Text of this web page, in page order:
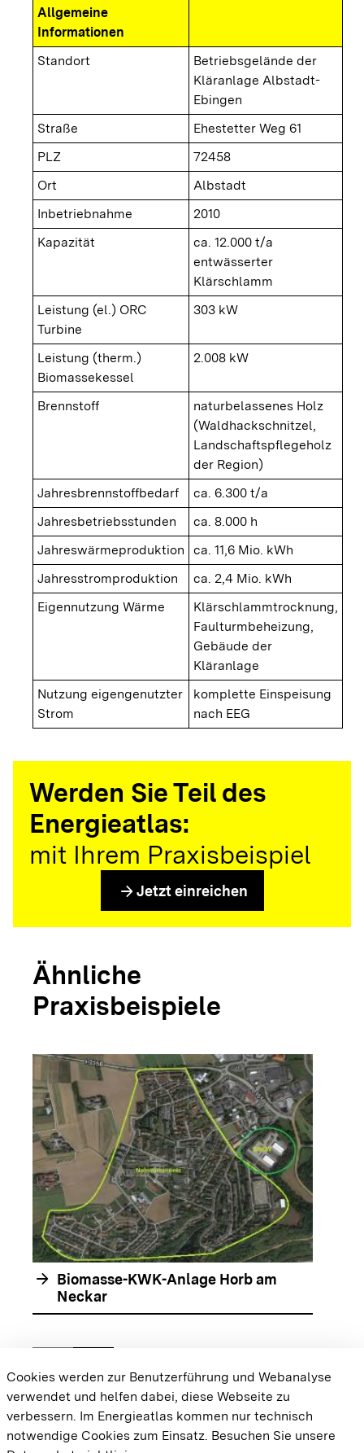
Allgemeine
Informationen
Standort
Betriebsgelände der
Kläranlage Albstadt-
Ebingen
Straße
Ehestetter Weg 61
PLZ
72458
Ort
Albstadt
Inbetriebnahme
2010
Kapazität
ca. 12.000 t/a
entwässerter
Klärschlamm
Leistung (el.) ORC
Turbine
303 kW
Leistung (therm.)
Biomassekessel
2.008 kW
Brennstoff
naturbelassenes Holz
(Waldhackschnitzel,
Landschaftspflegeholz
der Region)
Jahresbrennstoffbedarf
ca. 6.300 t/a
Jahresbetriebsstunden
ca. 8.000 h
Jahreswärmeproduktion
ca. 11,6 Mio. kWh
Jahresstromproduktion
ca. 2,4 Mio. kWh
Eigennutzung Wärme
Klärschlammtrocknung,
Faulturmbeheizung,
Gebäude der
Kläranlage
Nutzung eigengenutzter
Strom
komplette Einspeisung
nach EEG
Werden Sie Teil des
Energieatlas:
mit Ihrem Praxisbeispiel
arrow_forward Jetzt einreichen
Ähnliche
Praxisbeispiele
arrow_forward Biomasse-KWK-Anlage Horb am
Neckar
Zur vorhergehenden Folie springen
chevron_rightZur nächsten Folie springen
{{#displayPraxisbeispielMap}} {{{body}}}
{{/displayPraxisbeispielMap}}
Cookies werden zur Benutzerführung und Webanalyse
verwendet und helfen dabei, diese Webseite zu
verbessern. Im Energieatlas kommen nur technisch
notwendige Cookies zum Einsatz. Besuchen Sie unsere